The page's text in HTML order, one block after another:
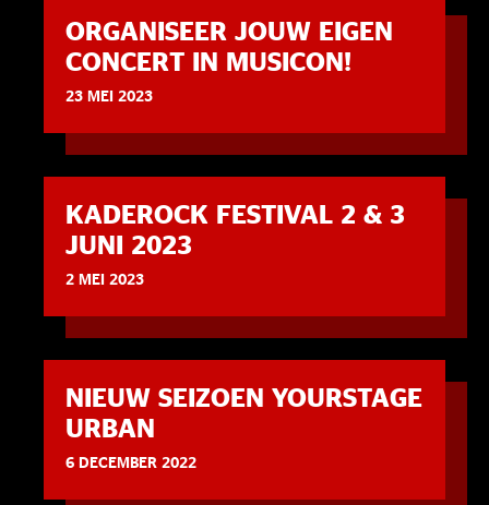
ORGANISEER JOUW EIGEN
CONCERT IN MUSICON!
23 MEI 2023
KADEROCK FESTIVAL 2 & 3
JUNI 2023
2 MEI 2023
NIEUW SEIZOEN YOURSTAGE
URBAN
6 DECEMBER 2022